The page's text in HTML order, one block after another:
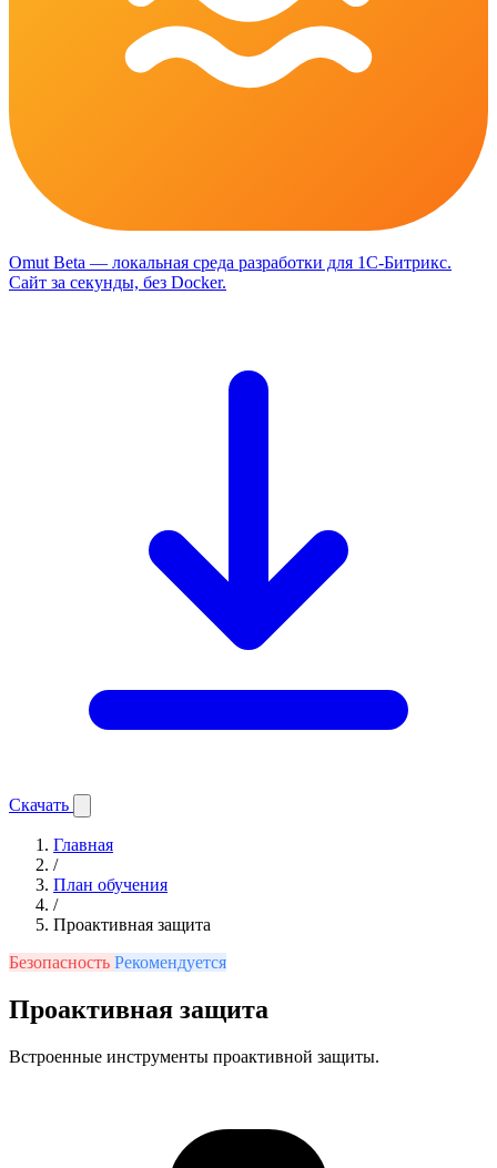
Omut Beta — локальная среда разработки для 1С-Битрикс.
Сайт за секунды, без Docker.
Скачать
Главная
/
План обучения
/
Проактивная защита
Безопасность Рекомендуется
Проактивная защита
Встроенные инструменты проактивной защиты.